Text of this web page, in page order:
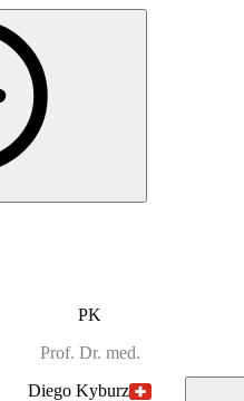
PK
Prof. Dr. med.
Diego Kyburz